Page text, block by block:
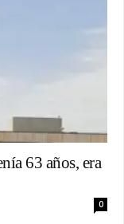
63 años, era
0